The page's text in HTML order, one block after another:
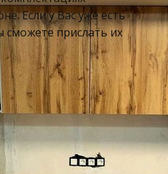
Если у Вас уже есть
сможете прислать их